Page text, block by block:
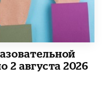
2 августа 2026